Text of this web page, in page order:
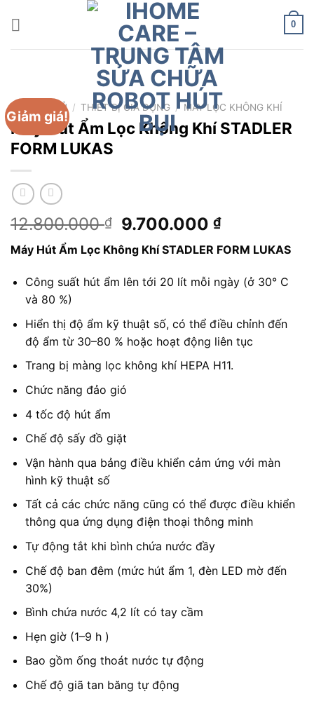
0
Giảm giá!
TRANG CHỦ / THIẾT BỊ GIA DỤNG / MÁY LỌC KHÔNG KHÍ
Máy Hút Ẩm Lọc Không Khí STADLER
FORM LUKAS
12.800.000₫
Giá
gốc
là:
12.800.000 ₫.
9.700.000₫Giá
hiện
tại
là:
9.700.000
Máy Hút Ẩm Lọc Không Khí STADLER FORM LUKAS
Công suất hút ẩm lên tới 20 lít mỗi ngày (ở 30° C
và 80 %)
Hiển thị độ ẩm kỹ thuật số, có thể điều chỉnh đến
độ ẩm từ 30–80 % hoặc hoạt động liên tục
Trang bị màng lọc không khí HEPA H11.
Chức năng đảo gió
4 tốc độ hút ẩm
Chế độ sấy đồ giặt
Vận hành qua bảng điều khiển cảm ứng với màn
hình kỹ thuật số
Tất cả các chức năng cũng có thể được điều khiển
thông qua ứng dụng điện thoại thông minh
Tự động tắt khi bình chứa nước đầy
Chế độ ban đêm (mức hút ẩm 1, đèn LED mờ đến
30%)
Bình chứa nước 4,2 lít có tay cầm
Hẹn giờ (1–9 h )
Bao gồm ống thoát nước tự động
Chế độ giã tan băng tự động